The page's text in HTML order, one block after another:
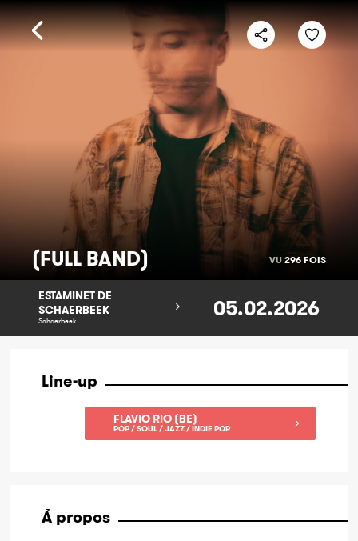
(FULL BAND) VU 296 FOIS
ESTAMINET DE
SCHAERBEEK
Schaerbeek 05.02.2026
Line-up
FLAVIO RIO (BE)
POP / SOUL / JAZZ / INDIE POP
À propos